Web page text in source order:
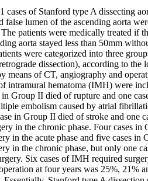
cases of Stanford type A dissecting
false lumen of the ascending aorta
patients were medically treated if
aorta stayed less than 50mm
were categorized into three
dissection), according to the
means of CT, angiography and
intramural hematoma (IMH) were
Group II died of rupture and one
embolism caused by atrial
in Group II died of stroke and one
in the chronic phase. Four cases in
in the acute phase and five cases in
in the chronic phase, but only one
Six cases of IMH required
at four years was 25%, 21%